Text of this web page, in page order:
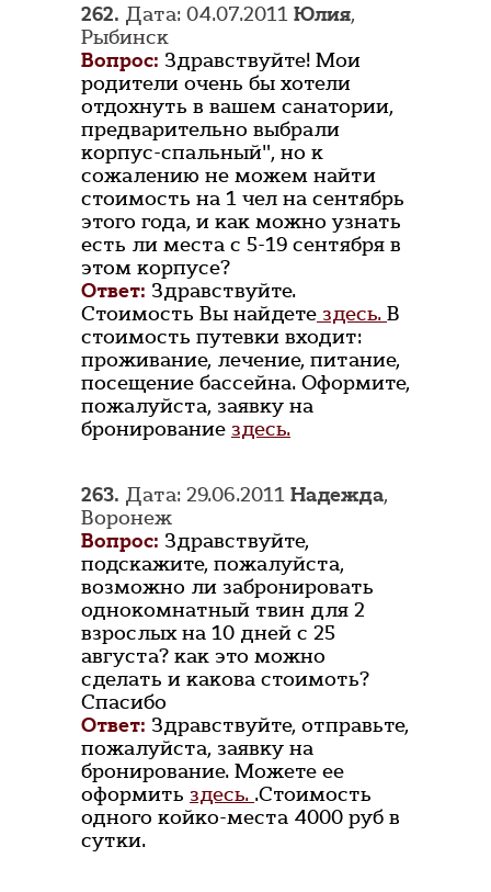
262. Дата: 04.07.2011 Юлия,
Рыбинск
Вопрос: Здравствуйте! Мои
родители очень бы хотели
отдохнуть в вашем санатории,
предварительно выбрали
корпус-спальный", но к
сожалению не можем найти
стоимость на 1 чел на сентябрь
этого года, и как можно узнать
есть ли места с 5-19 сентября в
этом корпусе?
Ответ: Здравствуйте.
Стоимость Вы найдете здесь. В
стоимость путевки входит:
проживание, лечение, питание,
посещение бассейна. Оформите,
пожалуйста, заявку на
бронирование здесь.
263. Дата: 29.06.2011 Надежда,
Воронеж
Вопрос: Здравствуйте,
подскажите, пожалуйста,
возможно ли забронировать
однокомнатный твин для 2
взрослых на 10 дней с 25
августа? как это можно
сделать и какова стоимоть?
Спасибо
Ответ: Здравствуйте, отправьте,
пожалуйста, заявку на
бронирование. Можете ее
оформить здесь. .Стоимость
одного койко-места 4000 руб в
сутки.